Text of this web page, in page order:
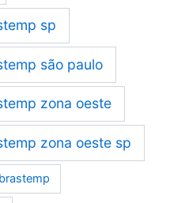
sp
são paulo
zona oeste
zona oeste sp